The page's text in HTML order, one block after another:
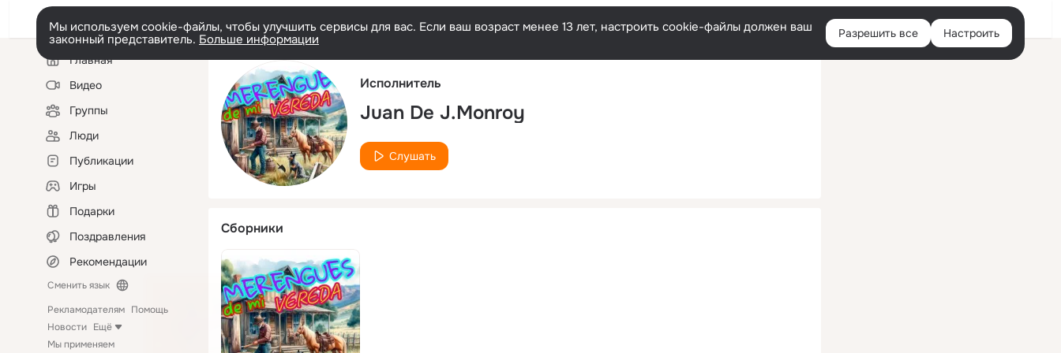
Русский Войти
Мы используем cookie-файлы, чтобы улучшить сервисы для вас. Если ваш возраст менее 13 лет, настроить cookie-файлы должен ваш
законный представитель. Больше информации Разрешить все Настроить
Левая
колонкаГлавная
Видео
Группы
Люди
Публикации
Игры
Подарки
Поздравления
Рекомендации
Сменить язык
Рекламодателям Помощь
Новости Ещё
Мы применяем
Исполнитель
Juan De J.Monroy
Слушать
Сборники